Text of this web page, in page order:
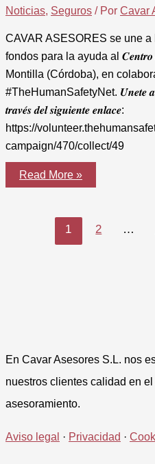
Noticias, Seguros / Por Cavar
CAVAR ASESORES se une
fondos para la ayuda al 𝑪𝒆𝒏𝒕𝒓𝒐
Montilla (Córdoba), en
#TheHumanSafetyNet. 𝑼́𝒏𝒆𝒕𝒆 𝒂
𝒕𝒓𝒂𝒗𝒆́𝒔 𝒅𝒆𝒍 𝒔𝒊𝒈𝒖𝒊𝒆𝒏𝒕𝒆 𝒆𝒏𝒍𝒂𝒄𝒆:
https://
campaign/470/collect/49
CAVAR
ASESORES
Read More »
1 2 …
En Cavar Asesores S.L. nos
nuestros clientes calidad en
asesoramiento.
Aviso legal · Privacidad ·